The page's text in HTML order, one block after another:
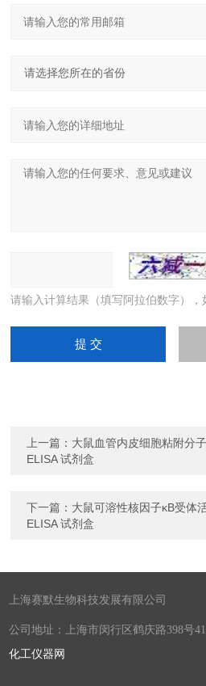
请输入计算结果（填写阿拉伯数字），
上一篇： 大鼠血管内皮细胞粘附分
ELISA 试剂盒
下一篇： 大鼠可溶性核因子κB受体
ELISA 试剂盒
上海赛默生物科技发展有限公司
公司地址：上海市闵行区鹤庆路398号
化工仪器网